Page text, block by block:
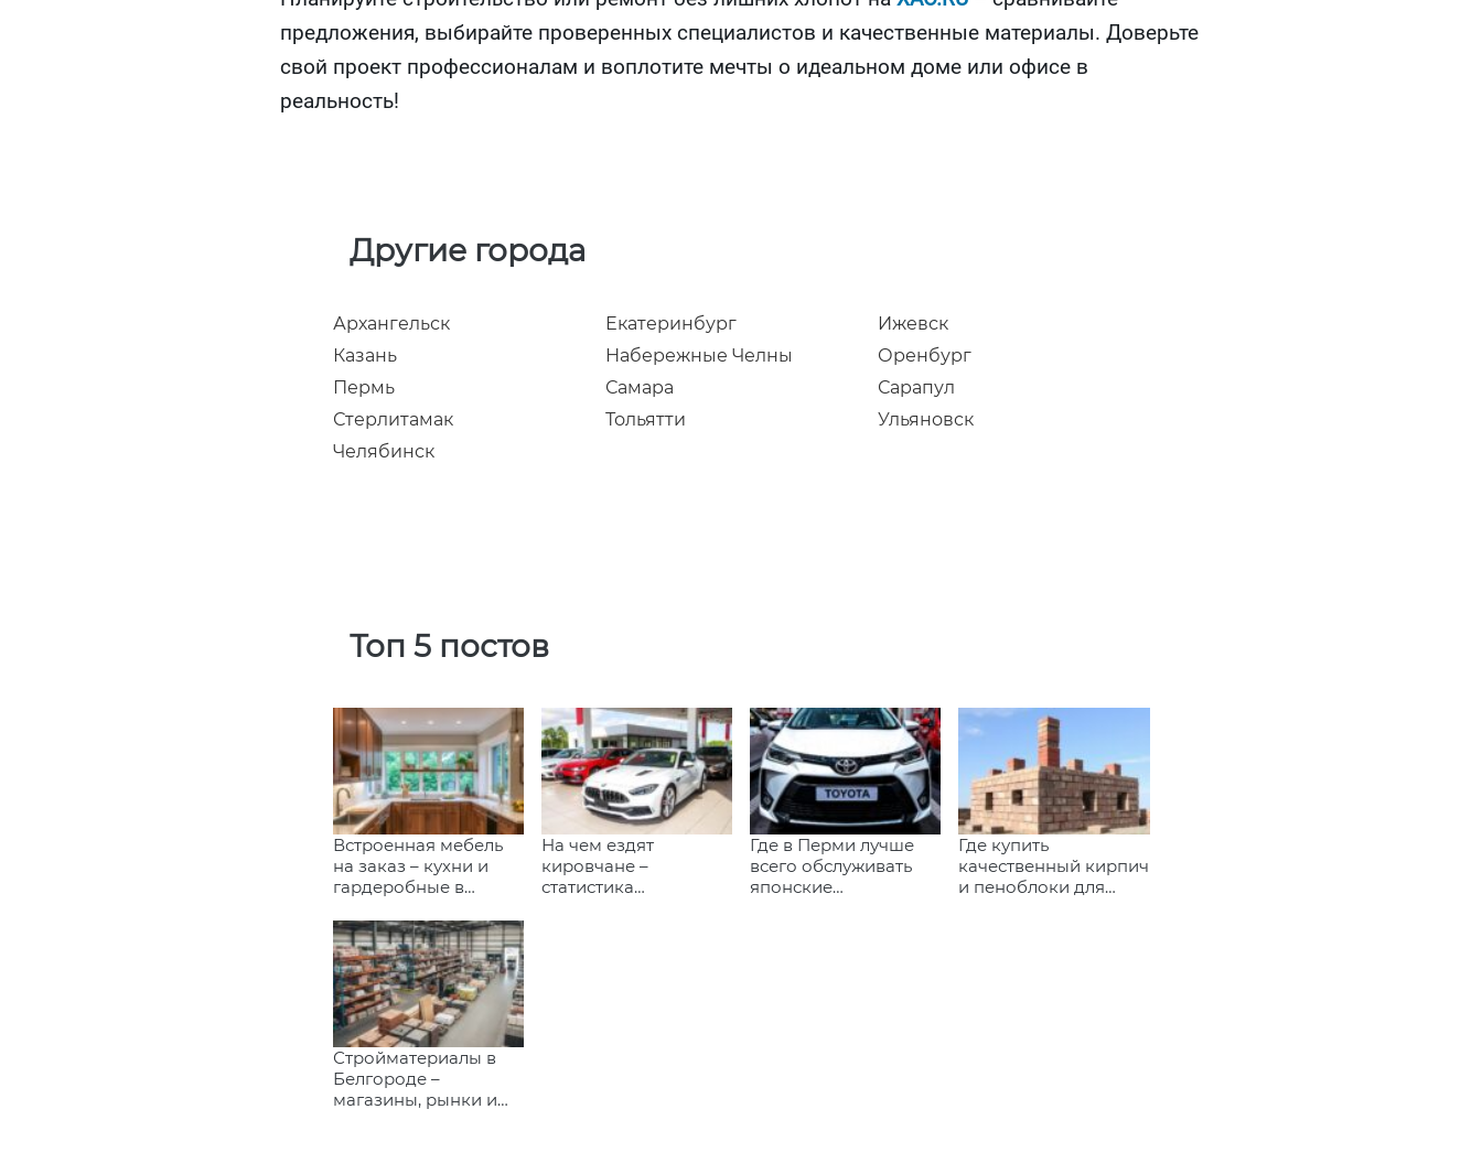
предложения, выбирайте проверенных специалистов и качественные материалы. Доверьте
свой проект профессионалам и воплотите мечты о идеальном доме или офисе в
реальность!
Другие города
Архангельск Екатеринбург
Ижевск
Казань
Набережные Челны
Оренбург
Пермь
Самара
Сарапул
Стерлитамак
Тольятти
Ульяновск
Челябинск
Топ 5 постов
Встроенная мебель
на заказ – кухни и
гардеробные в
На чем ездят
кировчане –
статистика
Где в Перми лучше
всего обслуживать
японские
Где купить
качественный кирпич
и пеноблоки для
Стройматериалы в
Белгороде –
магазины, рынки и